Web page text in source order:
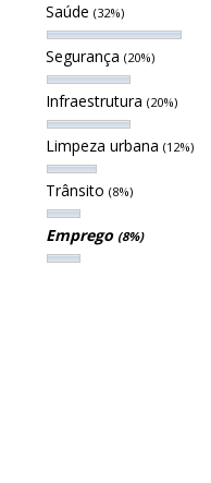
Saúde (32%)
Segurança (20%)
Infraestrutura (20%)
Limpeza urbana (12%)
Trânsito (8%)
Emprego (8%)